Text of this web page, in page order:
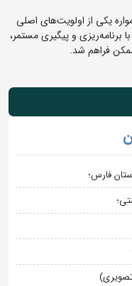
یکی از اولویت‌های اصلی
برنامه‌ریزی و پیگیری مستمر،
فراهم شد.
فارس؛